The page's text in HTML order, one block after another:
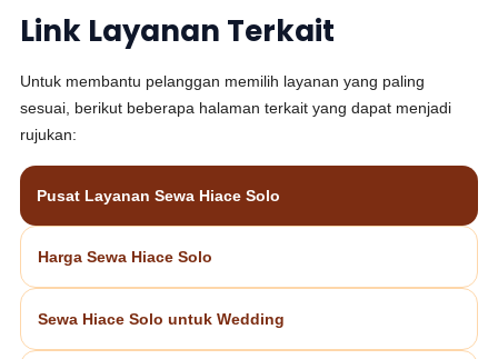
Link Layanan Terkait
Untuk membantu pelanggan memilih layanan yang paling
sesuai, berikut beberapa halaman terkait yang dapat menjadi
rujukan:
Pusat Layanan Sewa Hiace Solo
Harga Sewa Hiace Solo
Sewa Hiace Solo untuk Wedding